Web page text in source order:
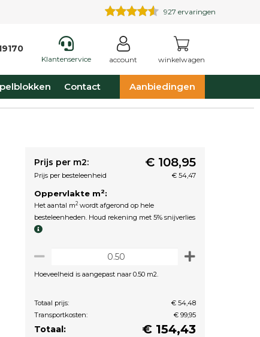
927 ervaringen
Klantenservice account winkelwagen
Contact Aanbiedingen
Prijs per m2: € 108,95
Prijs per besteleenheid € 54,47
Oppervlakte m2:
Het aantal m2 wordt afgerond op hele
besteleenheden. Houd rekening met 5% snijverlies
Hoeveelheid is aangepast naar 0.50 m2.
Totaal prijs:
€ 54,48
Transportkosten:
€ 99,95
Totaal: € 154,43